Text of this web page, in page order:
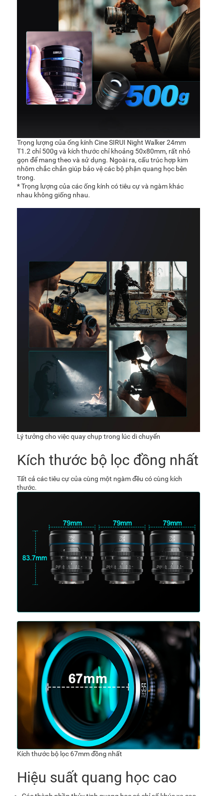
Trọng lượng của ống kính Cine SIRUI Night Walker 24mm
T1.2 chỉ 500g và kích thước chỉ khoảng 50x80mm, rất nhỏ
gọn để mang theo và sử dụng. Ngoài ra, cấu trúc hợp kim
nhôm chắc chắn giúp bảo vệ các bộ phận quang học bên
trong.
* Trọng lượng của các ống kính có tiêu cự và ngàm khác
nhau không giống nhau.
Lý tưởng cho việc quay chụp trong lúc di chuyển
Kích thước bộ lọc đồng nhất
Tất cả các tiêu cự của cùng một ngàm đều có cùng kích
thước.
Kích thước bộ lọc 67mm đồng nhất
Hiệu suất quang học cao